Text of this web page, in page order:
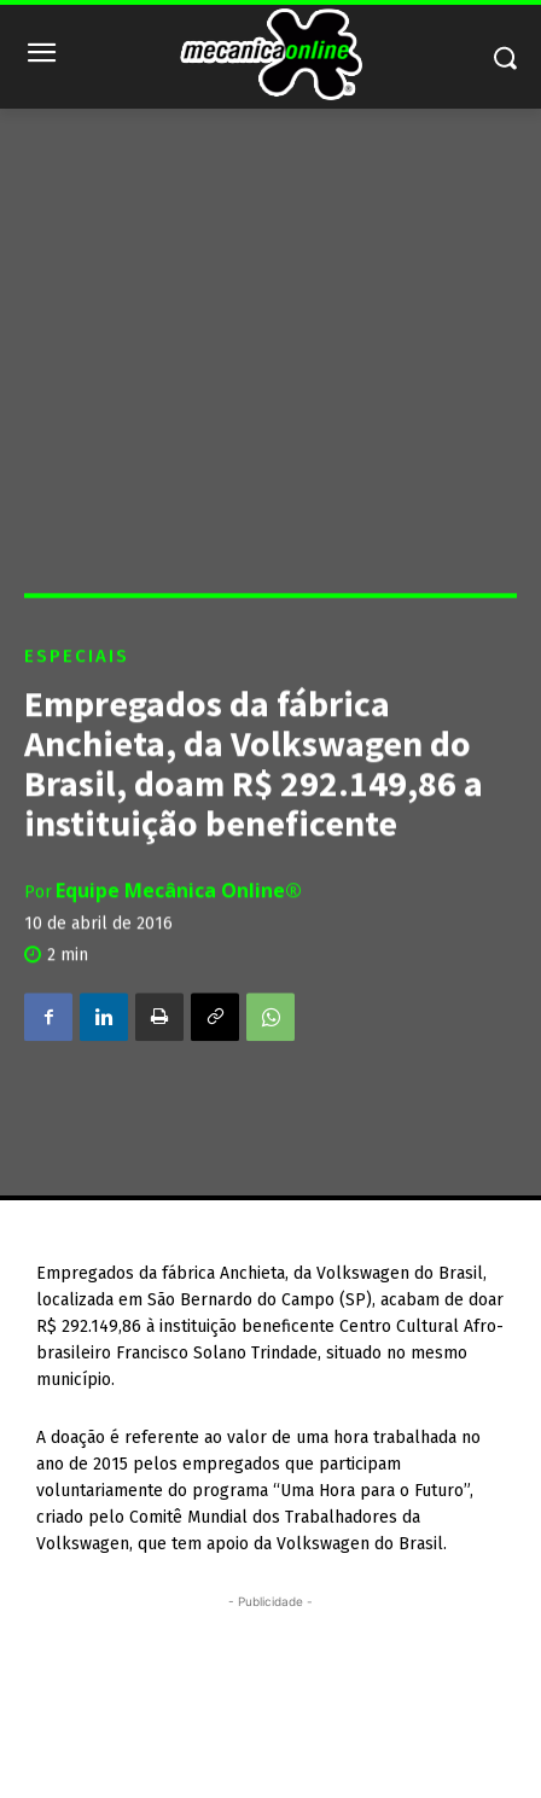
ESPECIAIS
Empregados da fábrica
Anchieta, da Volkswagen do
Brasil, doam R$ 292.149,86 a
instituição beneficente
Por Equipe Mecânica Online®
10 de abril de 2016
2 min
Empregados da fábrica Anchieta, da Volkswagen do Brasil,
localizada em São Bernardo do Campo (SP), acabam de doar
R$ 292.149,86 à instituição beneficente Centro Cultural Afro-
brasileiro Francisco Solano Trindade, situado no mesmo
município.
A doação é referente ao valor de uma hora trabalhada no
ano de 2015 pelos empregados que participam
voluntariamente do programa “Uma Hora para o Futuro”,
criado pelo Comitê Mundial dos Trabalhadores da
Volkswagen, que tem apoio da Volkswagen do Brasil.
- Publicidade -